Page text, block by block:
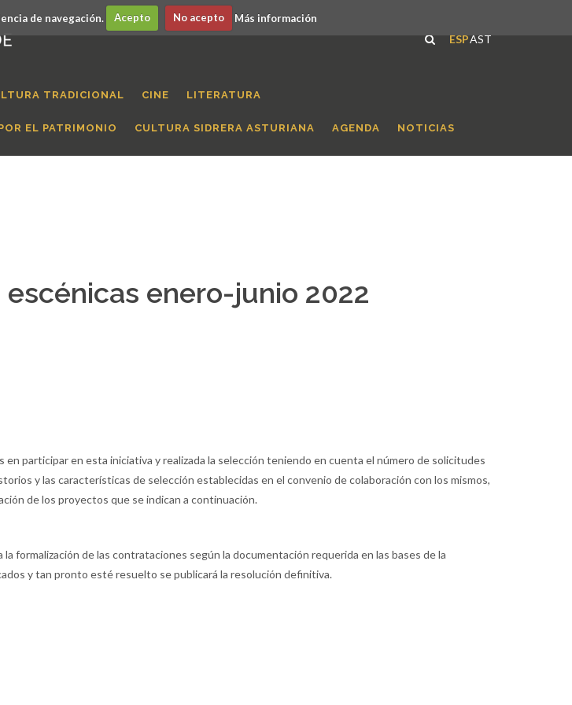
de navegación. Acepto No acepto Más información
ESPAST
TRADICIONAL CINE LITERATURA
EL PATRIMONIO CULTURA SIDRERA ASTURIANA AGENDA NOTICIAS
enero-junio 2022
participar en esta iniciativa y realizada la selección teniendo en cuenta el número de solicitudes
y las características de selección establecidas en el convenio de colaboración con los mismos,
de los proyectos que se indican a continuación.
formalización de las contrataciones según la documentación requerida en las bases de la
y tan pronto esté resuelto se publicará la resolución definitiva.